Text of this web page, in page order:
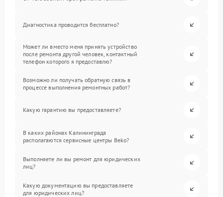
Диагностика проводится бесплатно?
Может ли вместо меня принять устройство
после ремонта другой человек, контактный
телефон которого я предоставлю?
Возможно ли получать обратную связь в
процессе выполнения ремонтных работ?
Какую гарантию вы предоставляете?
В каких районах Калининграда
располагаются сервисные центры Beko?
Выполняете ли вы ремонт для юридических
лиц?
Какую документацию вы предоставляете
для юридических лиц?